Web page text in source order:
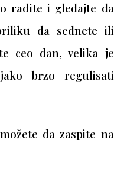
radite i gledajte da
da sednete ili
ceo dan, velika je
brzo regulisati
da zaspite na